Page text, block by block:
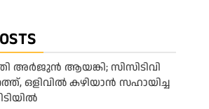
അർജുൻ ആയങ്കി; സിസിടിവി
ഒളിവിൽ കഴിയാൻ സഹായിച്ച